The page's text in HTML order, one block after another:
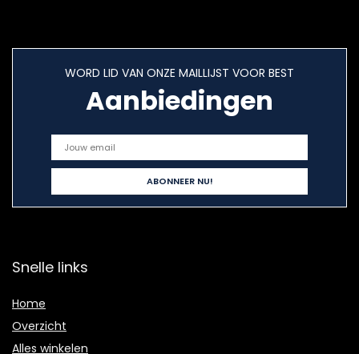
WORD LID VAN ONZE MAILLIJST VOOR BEST
Aanbiedingen
Snelle links
Home
Overzicht
Alles winkelen